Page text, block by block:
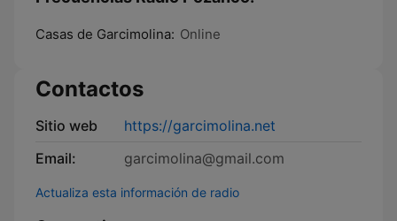
Casas de Garcimolina: Online
Contactos
Sitio web
https://garcimolina.net
Email:
garcimolina@gmail.com
Actualiza esta información de radio